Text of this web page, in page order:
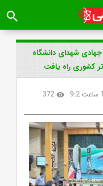
search
در سال ۱۴۰۲؛ گروه جهادی شهدای دانشگاه
کشوری راه یافت
visibility
372